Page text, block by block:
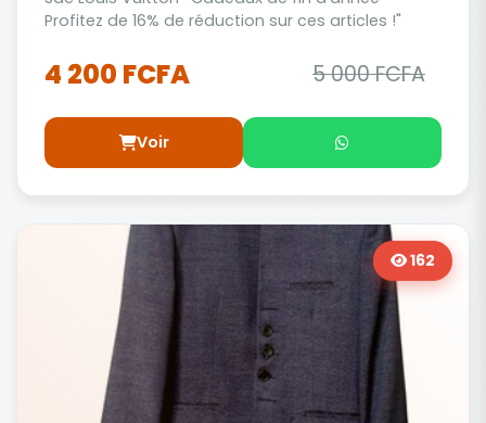
Profitez de 16% de réduction sur ces articles !"
4 200 FCFA 5 000 FCFA
Voir
162